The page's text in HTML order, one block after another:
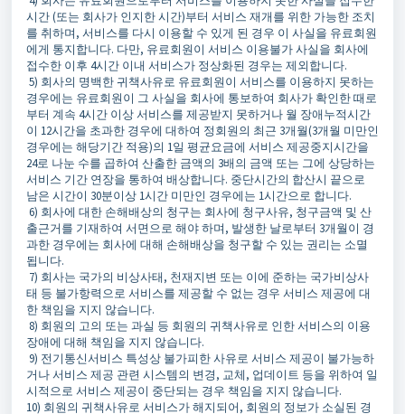
시간 (또는 회사가 인지한 시간)부터 서비스 재개를 위한 가능한 조치
를 취하며, 서비스를 다시 이용할 수 있게 된 경우 이 사실을 유료회원
에게 통지합니다. 다만, 유료회원이 서비스 이용불가 사실을 회사에
접수한 이후 4시간 이내 서비스가 정상화된 경우는 제외합니다.
5) 회사의 명백한 귀책사유로 유료회원이 서비스를 이용하지 못하는
경우에는 유료회원이 그 사실을 회사에 통보하여 회사가 확인한 때로
부터 계속 4시간 이상 서비스를 제공받지 못하거나 월 장애누적시간
이 12시간을 초과한 경우에 대하여 정회원의 최근 3개월(3개월 미만인
경우에는 해당기간 적용)의 1일 평균요금에 서비스 제공중지시간을
24로 나눈 수를 곱하여 산출한 금액의 3배의 금액 또는 그에 상당하는
서비스 기간 연장을 통하여 배상합니다. 중단시간의 합산시 끝으로
남은 시간이 30분이상 1시간 미만인 경우에는 1시간으로 합니다.
6) 회사에 대한 손해배상의 청구는 회사에 청구사유, 청구금액 및 산
출근거를 기재하여 서면으로 해야 하며, 발생한 날로부터 3개월이 경
과한 경우에는 회사에 대해 손해배상을 청구할 수 있는 권리는 소멸
됩니다.
7) 회사는 국가의 비상사태, 천재지변 또는 이에 준하는 국가비상사
태 등 불가항력으로 서비스를 제공할 수 없는 경우 서비스 제공에 대
한 책임을 지지 않습니다.
8) 회원의 고의 또는 과실 등 회원의 귀책사유로 인한 서비스의 이용
장애에 대해 책임을 지지 않습니다.
9) 전기통신서비스 특성상 불가피한 사유로 서비스 제공이 불가능하
거나 서비스 제공 관련 시스템의 변경, 교체, 업데이트 등을 위하여 일
시적으로 서비스 제공이 중단되는 경우 책임을 지지 않습니다.
10) 회원의 귀책사유로 서비스가 해지되어, 회원의 정보가 소실된 경